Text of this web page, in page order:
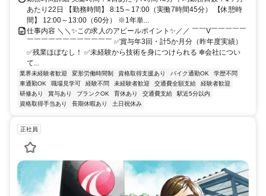
あたり22日 【勤務時間】 8:15～17:00（実働7時間45分） 【休憩時
間】 12:00～13:00（60分） ※1年単...
仕事内容 ＼＼✨この求人のアピールポイント✨／／ ￣￣V￣￣￣￣￣
￣￣￣￣￣￣￣￣￣￣￣￣ ✅賞与年3回・計5か月分（昨年度実績）
✅残業ほぼなし！ ✅未経験から技術を身につけられる ✼会社につい
て...
業界未経験者歓迎 変形労働時間制 資格取得支援あり バイク通勤OK
学歴不問
車通勤OK
職場見学可 経験不問 未経験者歓迎 交通費全額支給
経験者歓迎
研修あり
賞与あり ブランクOK 育休あり 交通費支給
駅近5分以内
資格取得手当あり
長期休暇あり 土日祝休み
正社員